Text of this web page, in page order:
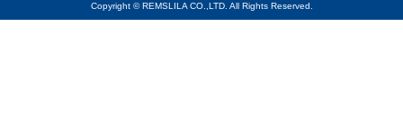
Copyright © REMSLILA CO.,LTD. All Rights Reserved.